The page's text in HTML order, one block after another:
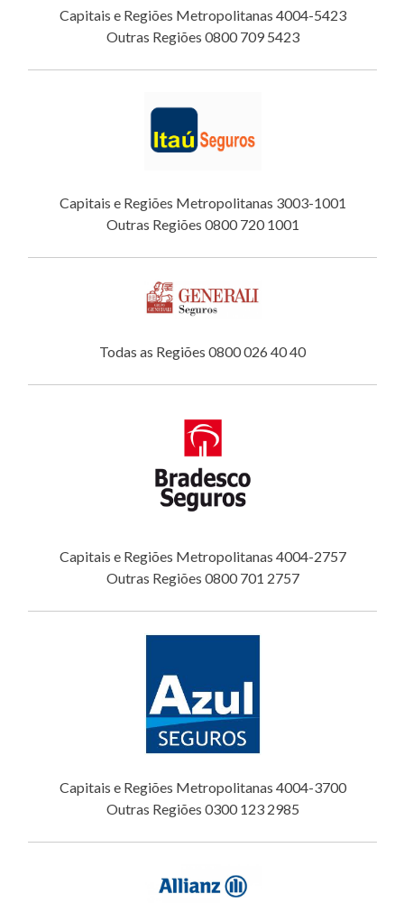
Capitais e Regiões Metropolitanas 4004-5423
Outras Regiões 0800 709 5423
Capitais e Regiões Metropolitanas 3003-1001
Outras Regiões 0800 720 1001
Todas as Regiões 0800 026 40 40
Capitais e Regiões Metropolitanas 4004-2757
Outras Regiões 0800 701 2757
Capitais e Regiões Metropolitanas 4004-3700
Outras Regiões 0300 123 2985